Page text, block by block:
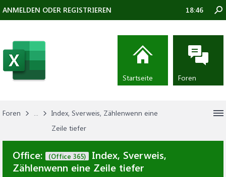
Foren ...
Index, Sverweis, Zählenwenn eine
Zeile tiefer
Office: (Office 365)
Index, Sverweis,
Zählenwenn eine Zeile tiefer
ANMELDEN ODER REGISTRIEREN 18:46
Startseite Foren